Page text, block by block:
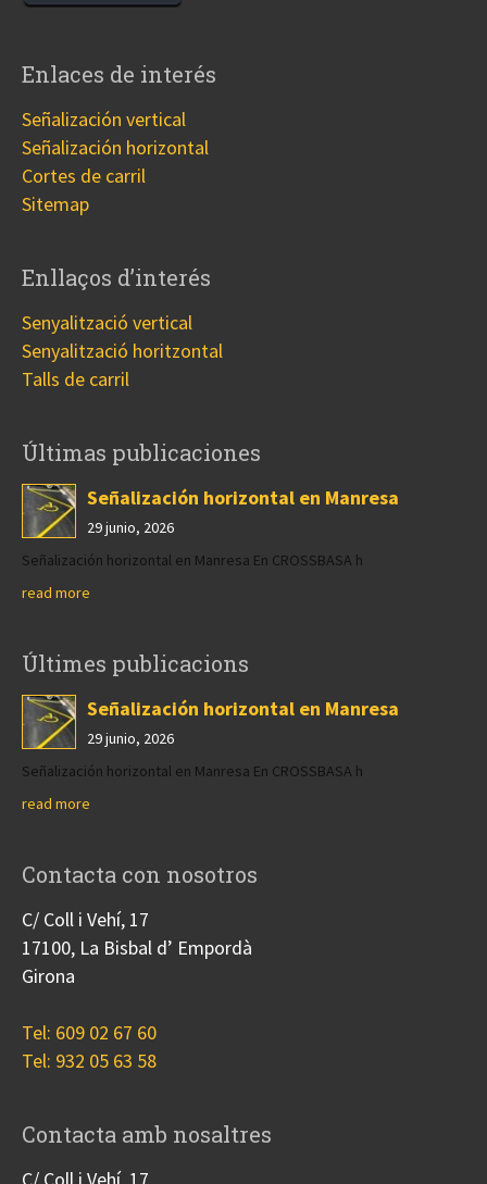
Enlaces de interés
Señalización vertical
Señalización horizontal
Cortes de carril
Sitemap
Enllaços d’interés
Senyalització vertical
Senyalització horitzontal
Talls de carril
Últimas publicaciones
Señalización horizontal en Manresa
29 junio, 2026
Señalización horizontal en Manresa En CROSSBASA h
read more
Últimes publicacions
Señalización horizontal en Manresa
29 junio, 2026
Señalización horizontal en Manresa En CROSSBASA h
read more
Contacta con nosotros
C/ Coll i Vehí, 17
17100, La Bisbal d’ Empordà
Girona
Tel: 609 02 67 60
Tel: 932 05 63 58
Contacta amb nosaltres